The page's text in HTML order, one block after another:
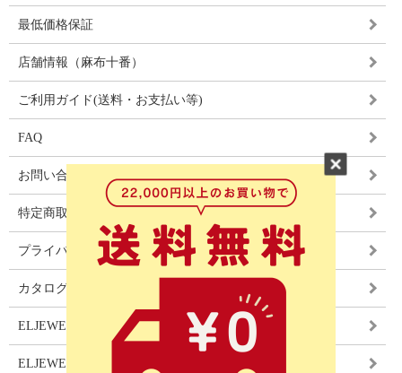
最低価格保証
店舗情報（麻布十番）
ご利用ガイド(送料・お支払い等)
FAQ
お問い合わせ
特定商取引法に基づく表記
プライバシーポリシー
カタログ
ELJEWEL LIGHITNG
ELJEWEL カーテン